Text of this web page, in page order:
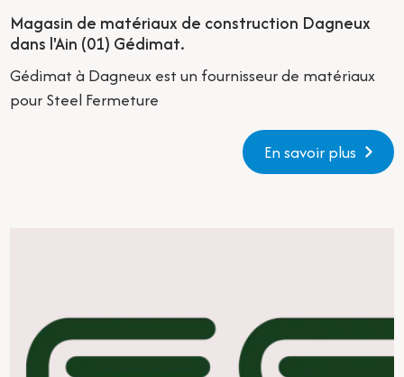
Magasin de matériaux de construction Dagneux
dans l'Ain (01) Gédimat.
Gédimat à Dagneux est un fournisseur de matériaux
pour Steel Fermeture
En savoir plus